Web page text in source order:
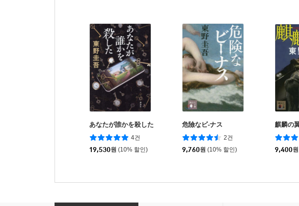
あなたが誰かを殺した
4건
19,530원 (10% 할인)
危險なビ-ナス
2건
9,760원 (10% 할인)
麒麟の
9,400원